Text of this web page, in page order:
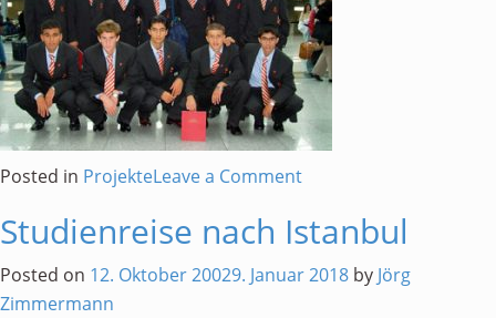
Posted in ProjekteLeave a Commenton
einer
Fußball-
Jugendmannschaft
Studienreise nach Istanbul
Posted on 12. Oktober 20029. Januar 2018 by Jörg
Zimmermann